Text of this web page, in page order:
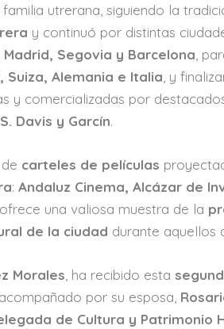
familia utrerana, siguiendo la
y continuó por distintas
Madrid, Segovia y Barcelona ,
Suiza, Alemania e Italia , y
y comercializadas por
Davis y Garcín.
carteles de películas
:Andaluz Cinema, Alcázar de
ofrece una valiosa muestra de la
de la ciudad durante aquellos
Morales , ha recibido esta
, acompañado por su esposa,
de Cultura y Patrimonio